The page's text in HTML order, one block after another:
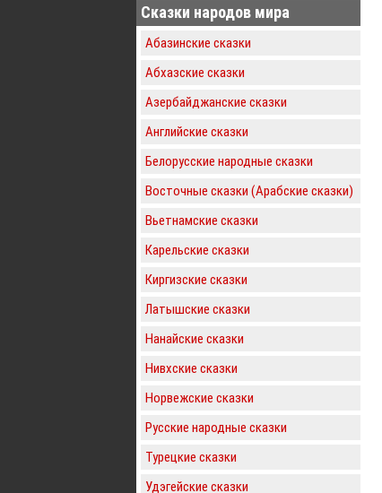
Сказки народов мира
Абазинские сказки
Абхазские сказки
Азербайджанские сказки
Английские сказки
Белорусские народные сказки
Восточные сказки (Арабские сказки)
Вьетнамские сказки
Карельские сказки
Киргизские сказки
Латышские сказки
Нанайские сказки
Нивхские сказки
Норвежские сказки
Русские народные сказки
Турецкие сказки
Удэгейские сказки